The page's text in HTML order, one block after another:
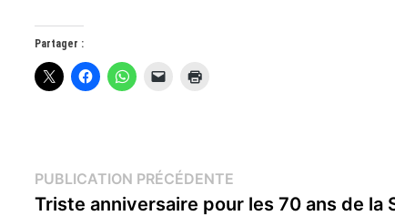
Partager :
Navigation
PUBLICATION PRÉCÉDENTE
précédente :
Triste anniversaire pour les 70 ans de la